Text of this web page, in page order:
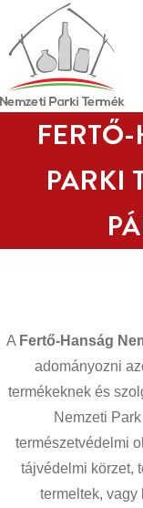
PARKI
A Fertő-Hanság
adományozni
termékeknek és
Nemzeti
természetvédelmi
tájvédelmi körzet,
termeltek, vagy